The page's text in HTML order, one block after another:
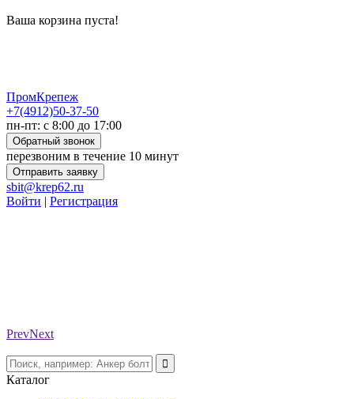
Ваша корзина пуста!
ПромКрепеж
+7(4912)50-37-50
пн-пт: с 8:00 до 17:00
Обратный звонок
перезвоним в течение 10 минут
Отправить заявку
sbit@krep62.ru
Войти | Регистрация
PrevNext
Каталог